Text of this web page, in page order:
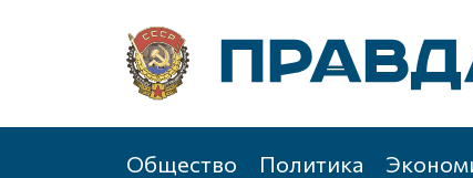
Общество Политика